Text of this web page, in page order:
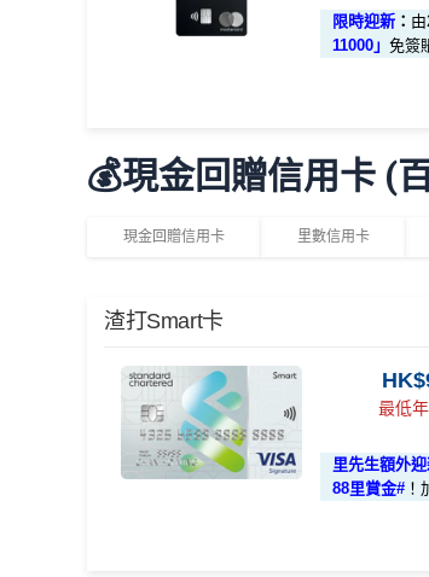
簽HK$110,000： 賺高達
國泰新會員登記：MrMiles.hk/new-
B. 渣打信用卡現有客戶
MrMiles.hk/cathay-card-apply
✅免簽賬迎新：開卡
送
✅申請完填MrMiles.hk/cathay-
C. 《超級10周年限定
✅經里先生指定連結+輸入里先生
，成功批卡後，新客免簽賬先送
✅申請完填MrMiles.hk/cathay-
簽HK$110,000：
基本里數同埋近新里數存入時間有啲唔
額外里數將會於信用卡獲發出後5
國泰新會員登記：MrMiles.hk/new-
限時迎新 ：
11000」 免簽
🎁迎新禮遇
✅經里先生指定連結+輸入里先生
里
✅申請完填MrMiles.hk/cathay-
💰現金回贈信用卡 (
現金回贈信用卡 里數信用卡
渣打Smart卡
最低
里先生額外迎
88里賞金# ！